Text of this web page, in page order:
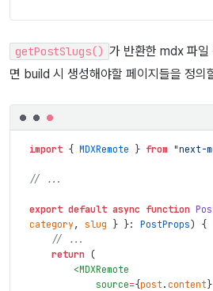
getPostSlugs() 가 반환한 mdx 파일
면 build 시 생성해야할 페이지들을 정의
import { MDXRemote } from "next-
// ...
export default async function
category, slug } }: PostProps)
{
// ...
return (
<MDXRemote
source={post . content}